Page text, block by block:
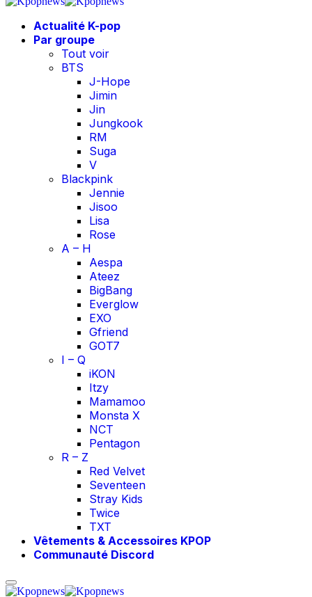
Actualité K-pop
Par groupe
Tout voir
BTS
J-Hope
Jimin
Jin
Jungkook
RM
Suga
V
Blackpink
Jennie
Jisoo
Lisa
Rose
A – H
Aespa
Ateez
BigBang
Everglow
EXO
Gfriend
GOT7
I – Q
iKON
Itzy
Mamamoo
Monsta X
NCT
Pentagon
R – Z
Red Velvet
Seventeen
Stray Kids
Twice
TXT
Vêtements & Accessoires KPOP
Communauté Discord